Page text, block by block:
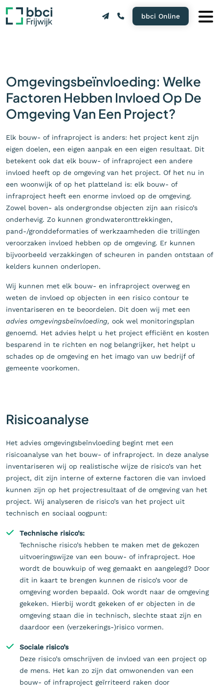
bbci Online
Omgevingsbeïnvloeding: Welke
Factoren Hebben Invloed Op De
Omgeving Van Een Project?
Elk bouw- of infraproject is anders: het project kent zijn
eigen doelen, een eigen aanpak en een eigen resultaat. Dit
betekent ook dat elk bouw- of infraproject een andere
invloed heeft op de omgeving van het project. Of het nu in
een woonwijk of op het platteland is: elk bouw- of
infraproject heeft een enorme invloed op de omgeving.
Zowel boven- als ondergrondse objecten zijn aan risico’s
onderhevig. Zo kunnen grondwateronttrekkingen,
pand-/gronddeformaties of werkzaamheden die trillingen
veroorzaken invloed hebben op de omgeving. Er kunnen
bijvoorbeeld verzakkingen of scheuren in panden ontstaan of
kelders kunnen onderlopen.
Wij kunnen met elk bouw- en infraproject overweg en
weten de invloed op objecten in een risico contour te
inventariseren en te beoordelen. Dit doen wij met een
advies omgevingsbeïnvloeding, ook wel monitoringsplan
genoemd. Het advies helpt u het project efficiënt en kosten
besparend in te richten en nog belangrijker, het helpt u
schades op de omgeving en het imago van uw bedrijf of
gemeente voorkomen.
Risicoanalyse
Het advies omgevingsbeïnvloeding begint met een
risicoanalyse van het bouw- of infraproject. In deze analyse
inventariseren wij op realistische wijze de risico’s van het
project, dit zijn interne of externe factoren die van invloed
kunnen zijn op het projectresultaat of de omgeving van het
project. Wij analyseren de risico’s van het project uit
technisch en sociaal oogpunt:
Technische risico’s:
Technische risico’s hebben te maken met de gekozen
uitvoeringswijze van een bouw- of infraproject. Hoe
wordt de bouwkuip of weg gemaakt en aangelegd? Door
dit in kaart te brengen kunnen de risico’s voor de
omgeving worden bepaald. Ook wordt naar de omgeving
gekeken. Hierbij wordt gekeken of er objecten in de
omgeving staan die in technisch, slechte staat zijn en
daardoor een (verzekerings-)risico vormen.
Sociale risico’s
Deze risico’s omschrijven de invloed van een project op
de mens. Het kan zo zijn dat omwonenden van een
bouw- of infraproject geïrriteerd raken door